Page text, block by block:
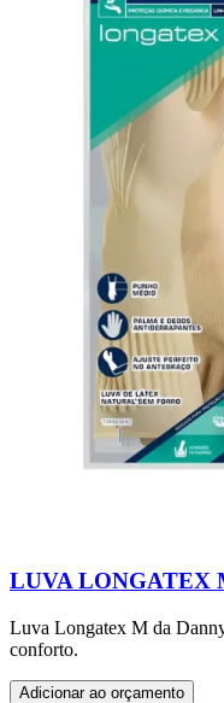
LUVA LONGATEX
Luva Longatex M da
conforto.
Adicionar ao orçamento